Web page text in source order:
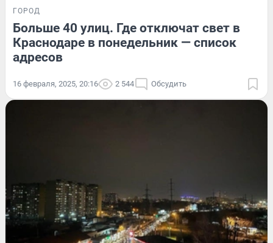
ГОРОД
Больше 40 улиц. Где отключат свет в
Краснодаре в понедельник — список
адресов
16 февраля, 2025, 20:16 2 544 Обсудить